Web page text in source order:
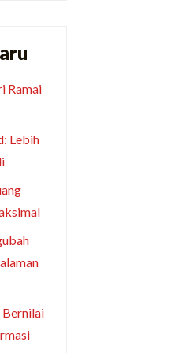
Ramai
Lebih
Bernilai